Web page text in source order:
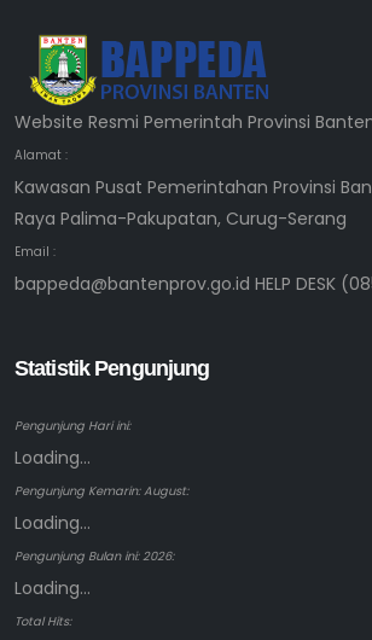
Website Resmi Pemerintah Provinsi
Alamat :
Kawasan Pusat Pemerintahan Provinsi
Raya Palima-Pakupatan, Curug-Serang
Email :
bappeda@bantenprov.go.id HELP DESK
Statistik Pengunjung
Pengunjung Hari ini:
Loading...
Pengunjung Kemarin: August:
Loading...
Pengunjung Bulan ini: 2026:
Loading...
Total Hits: